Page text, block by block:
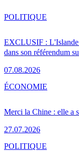
EXCLUSIF : L'Islande
dans son référendum
07.08.2026
POLITIQUE
Merci la Chine : elle a
27.07.2026
ÉCONOMIE
POLITIQUE